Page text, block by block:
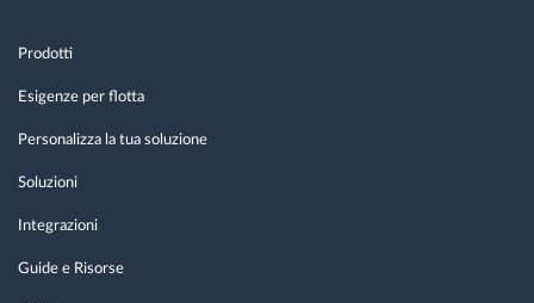
Prodotti
Esigenze per flotta
Personalizza la tua soluzione
Soluzioni
Integrazioni
Guide e Risorse